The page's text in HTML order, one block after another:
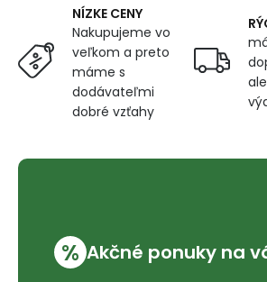
NÍZKE CENY
Nakupujeme vo
veľkom a preto
máme s
dodávateľmi
dobré vzťahy
% Akčné ponuky na